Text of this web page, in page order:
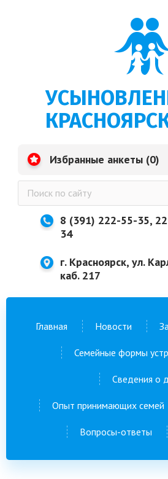
Избранные анкеты (0)
8 (391) 222-55-35,
34
г. Красноярск, ул.
каб. 217
Главная Новости
Семейные формы
Сведения о
Опыт принимающих семей
Вопросы-ответы